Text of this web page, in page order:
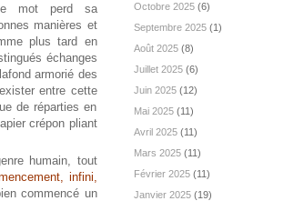
mot perd sa
manières et
plus tard en
échanges
armorié des
entre cette
de réparties en
crépon pliant
humain, tout
infini,
commencé un
Octobre 2025 (6)
Septembre 2025 (1)
Août 2025 (8)
Juillet 2025 (6)
Juin 2025 (12)
Mai 2025 (11)
Avril 2025 (11)
Mars 2025 (11)
Février 2025 (11)
Janvier 2025 (19)